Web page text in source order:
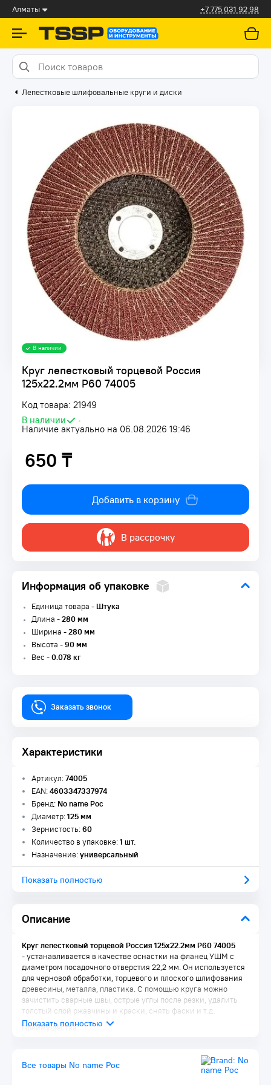
Алматы +7 775 031 92 98
Лепестковые шлифовальные круги и диски
Круг лепестковый торцевой Россия
125х22.2мм Р60 74005
Код товара: 21949
В наличии
•
Наличие актуально на 06.08.2026 19:46
В наличии
650 ₸
650 ₸
Добавить в корзину
В рассрочку
Информация об упаковке
Единица товара -Штука
Длина -280 мм
Ширина -280 мм
Высота -90 мм
Вес -0.078 кг
Заказать звонок
Характеристики
Описание
Артикул:74005
EAN:4603347337974
Бренд:No name Рос
Диаметр:125 мм
Зернистость:60
Количество в упаковке:1 шт.
Назначение:универсальный
Показать полностью
Круг лепестковый торцевой Россия 125х22.2мм Р60 74005
- устанавливается в качестве оснастки на фланец УШМ с
диаметром посадочного отверстия 22,2 мм. Он используется
для черновой обработки, торцевого и плоского шлифования
древесины, металла, пластика. С помощью круга можно
зачистить сварные швы, острые углы после резки, удалить
толстый слой ржавчины и краски, снять фаски и т.д.
Преимущества:
заостренными зернами и твердой структурой эффективно
обрабатывает различные материалы
Все товары No name Рос